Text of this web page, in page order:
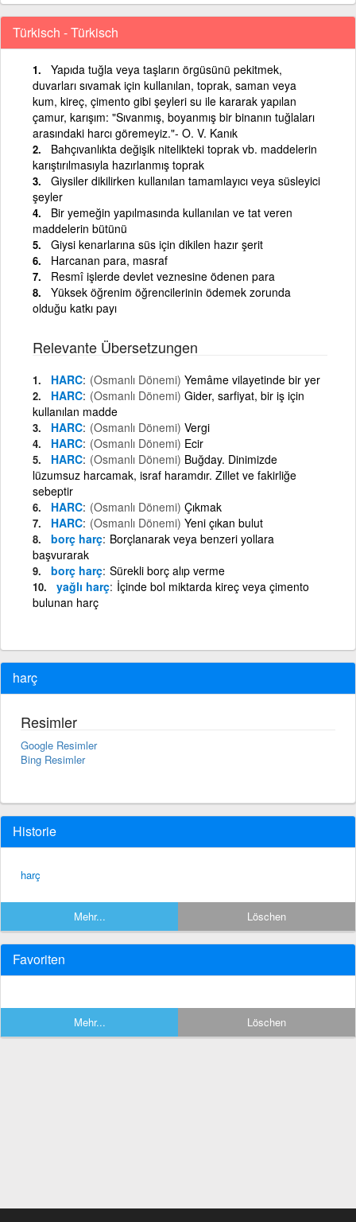
Türkisch - Türkisch
Yapıda tuğla veya taşların örgüsünü pekitmek,
duvarları sıvamak için kullanılan, toprak, saman veya
kum, kireç, çimento gibi şeyleri su ile kararak yapılan
çamur, karışım: "Sıvanmış, boyanmış bir binanın tuğlaları
arasındaki harcı göremeyiz."- O. V. Kanık
Bahçıvanlıkta değişik nitelikteki toprak vb. maddelerin
karıştırılmasıyla hazırlanmış toprak
Giysiler dikilirken kullanılan tamamlayıcı veya süsleyici
şeyler
Bir yemeğin yapılmasında kullanılan ve tat veren
maddelerin bütünü
Giysi kenarlarına süs için dikilen hazır şerit
Harcanan para, masraf
Resmî işlerde devlet veznesine ödenen para
Yüksek öğrenim öğrencilerinin ödemek zorunda
olduğu katkı payı
Relevante Übersetzungen
HARC (Osmanlı Dönemi) Yemâme vilayetinde bir yer
HARC (Osmanlı Dönemi) Gider, sarfiyat, bir iş için
kullanılan madde
HARC (Osmanlı Dönemi) Vergi
HARC (Osmanlı Dönemi) Ecir
HARC (Osmanlı Dönemi) Buğday. Dinimizde
lüzumsuz harcamak, israf haramdır. Zillet ve fakirliğe
sebeptir
HARC (Osmanlı Dönemi) Çıkmak
HARC (Osmanlı Dönemi) Yeni çıkan bulut
borç harç Borçlanarak veya benzeri yollara
başvurarak
borç harç Sürekli borç alıp verme
yağlı harç İçinde bol miktarda kireç veya çimento
bulunan harç
harç
Resimler
Google Resimler
Bing Resimler
Historie
harç
Mehr... Löschen
Favoriten
Mehr... Löschen